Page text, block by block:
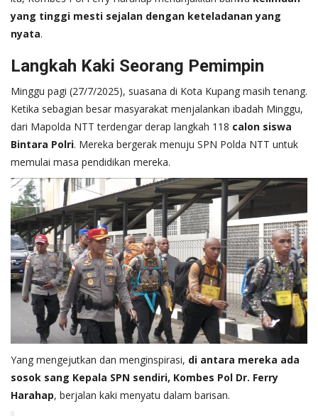
yang tinggi mesti sejalan dengan keteladanan yang
nyata.
Langkah Kaki Seorang Pemimpin
Minggu pagi (27/7/2025), suasana di Kota Kupang masih tenang.
Ketika sebagian besar masyarakat menjalankan ibadah Minggu,
dari Mapolda NTT terdengar derap langkah 118 calon siswa
Bintara Polri. Mereka bergerak menuju SPN Polda NTT untuk
memulai masa pendidikan mereka.
Yang mengejutkan dan menginspirasi, di antara mereka ada
sosok sang Kepala SPN sendiri, Kombes Pol Dr. Ferry
Harahap, berjalan kaki menyatu dalam barisan.